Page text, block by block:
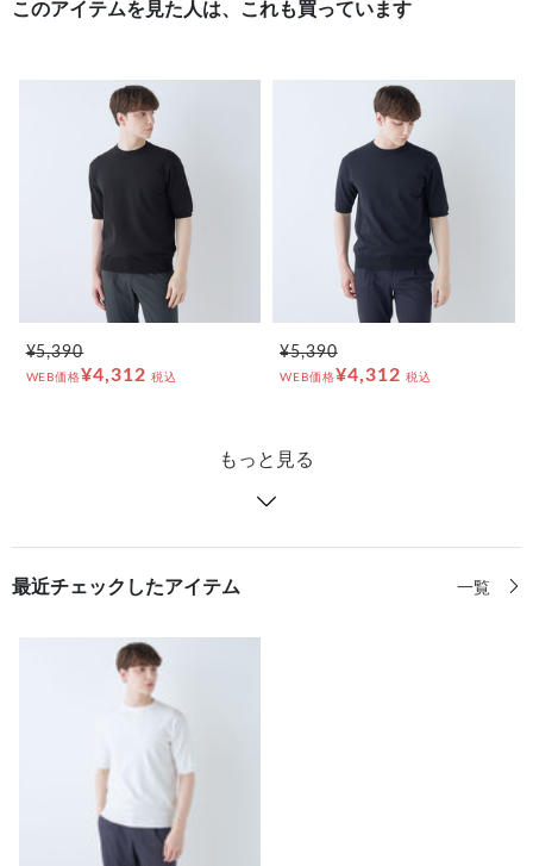
このアイテムを見た人は、これも買っています
¥5,390
WEB価格¥4,312 税込
¥5,390
WEB価格¥4,312 税込
もっと見る
最近チェックしたアイテム 一覧